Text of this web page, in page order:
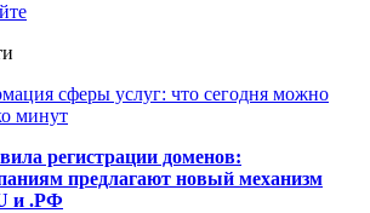
сферы услуг: что сегодня можно
минут
регистрации доменов:
предлагают новый механизм
и .РФ